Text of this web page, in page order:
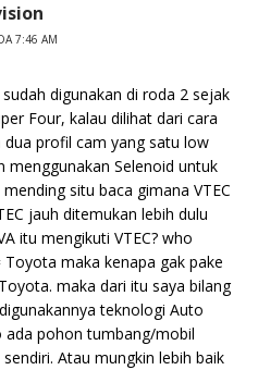
7:46 AM
digunakan di roda 2 sejak
Four, kalau dilihat dari cara
dua profil cam yang satu low
menggunakan Selenoid untuk
situ baca gimana VTEC
jauh ditemukan lebih dulu
itu mengikuti VTEC? who
maka kenapa gak pake
maka dari itu saya bilang
teknologi Auto
ada pohon tumbang/mobil
Atau mungkin lebih baik